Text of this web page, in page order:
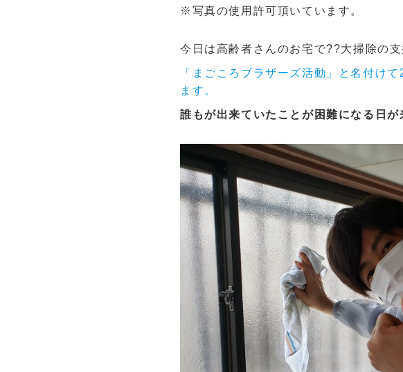
※写真の使用許可頂いています。
今日は高齢者さんのお宅で??大掃除の支
「まごころブラザーズ活動」と名付け
ます。
誰もが出来ていたことが困難になる日が